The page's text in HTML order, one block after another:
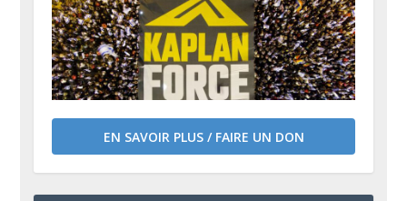
EN SAVOIR PLUS / FAIRE UN DON